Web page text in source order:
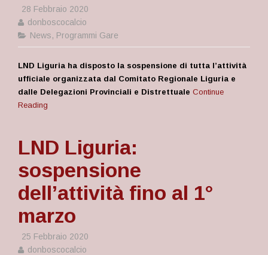
28 Febbraio 2020
donboscocalcio
News, Programmi Gare
LND Liguria ha disposto la sospensione di tutta l’attività
ufficiale organizzata dal Comitato Regionale Liguria e
dalle Delegazioni Provinciali e Distrettuale Continue
Reading
LND Liguria:
sospensione
dell’attività fino al 1°
marzo
25 Febbraio 2020
donboscocalcio